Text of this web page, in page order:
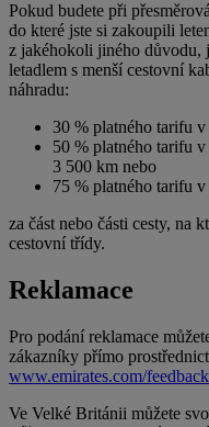
Pokud budete při
do které jste si zakoupili
z jakéhokoli jiného důvodu,
letadlem s menší cestovní
náhradu:
30 % platného tarifu
50 % platného tarifu
3 500 km nebo
75 % platného tarifu
za část nebo části cesty, na
cestovní třídy.
Reklamace
Pro podání reklamace
zákazníky přímo
www.emirates.com/feedback
Ve Velké Británii můžete